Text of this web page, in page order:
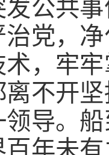
公共
党，
术，牢
不开
导。